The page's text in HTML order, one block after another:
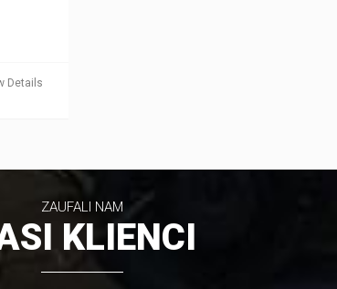
Details
ZAUFALI NAM
KLIENCI